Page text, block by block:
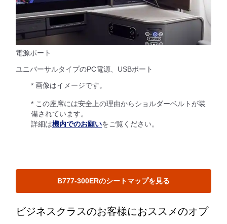
電源ポート
ユニバーサルタイプのPC電源、USBポート
* 画像はイメージです。
* この座席には安全上の理由からショルダーベルトが装
備されています。
詳細は機内でのお願いをご覧ください。
B777-300ERのシートマップを見る
ビジネスクラスのお客様におススメのオプ